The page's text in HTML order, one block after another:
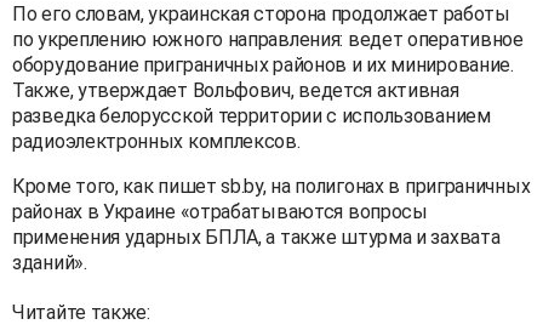
По его словам, украинская сторона продолжает работы
по укреплению южного направления: ведет оперативное
оборудование приграничных районов и их минирование.
Также, утверждает Вольфович, ведется активная
разведка белорусской территории с использованием
радиоэлектронных комплексов.
Кроме того, как пишет sb.by, на полигонах в приграничных
районах в Украине «отрабатываются вопросы
применения ударных БПЛА, а также штурма и захвата
зданий».
Читайте также: